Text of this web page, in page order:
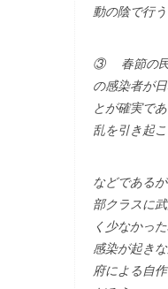
動の陰で行
③ 春節の民
の感染者が
とが確実で
乱を引き起
などである
部クラスに
く少なかっ
感染が起き
府による自